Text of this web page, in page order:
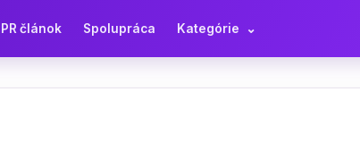
článok Spolupráca Kategórie ⌄